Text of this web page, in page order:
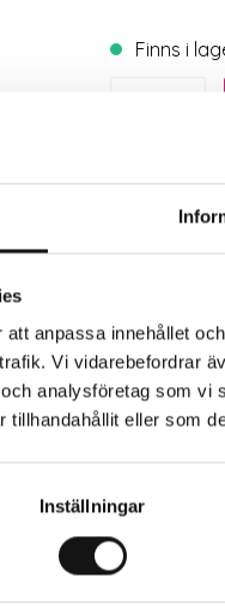
anpassa innehållet
Vi vidarebefordrar
analysföretag som
tillhandahållit eller som
Inställningar
Finns i